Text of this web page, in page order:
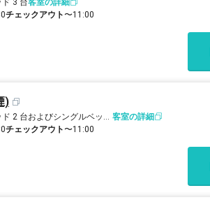
3 台客室の詳細
チェックアウト〜11:00
)
セミダブルベッド 2 台およびシングルベッド 1 台 客室の詳細
チェックアウト〜11:00